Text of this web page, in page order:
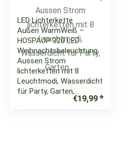
LED Lichterkette
Außen WarmWeiß –
HOSPAOP 320 LED
Weihnachtsbeleuchtung
Aussen Strom
lichterketten mit 8
Leuchtmodi, Wasserdicht
für Party, Garten,…
€19,99